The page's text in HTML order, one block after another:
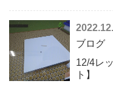
ブログ
12/4レ
ト】